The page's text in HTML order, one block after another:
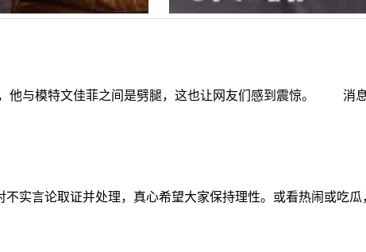
与模特文佳菲之间是劈腿，这也让网友们感到震惊。 消息
言论取证并处理，真心希望大家保持理性。或看热闹或吃